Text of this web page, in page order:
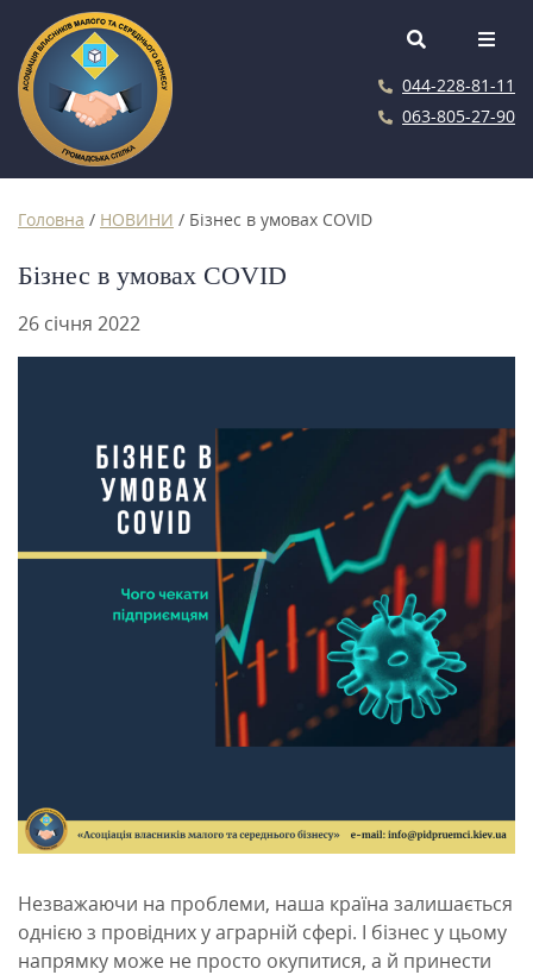
044-228-81-11
063-805-27-90
Головна / НОВИНИ / Бізнес в умовах COVID
Бізнес в умовах COVID
26 січня 2022
Незважаючи на проблеми, наша країна залишається
однією з провідних у аграрній сфері. І бізнес у цьому
напрямку може не просто окупитися, а й принести